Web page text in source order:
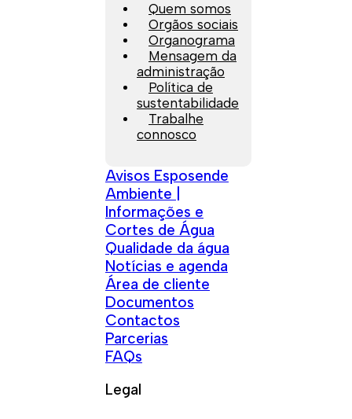
Quem somos
Orgãos sociais
Organograma
Mensagem da
administração
Política de
sustentabilidade
Trabalhe
connosco
Avisos Esposende
Ambiente |
Informações e
Cortes de Água
Qualidade da água
Notícias e agenda
Área de cliente
Documentos
Contactos
Parcerias
FAQs
Legal